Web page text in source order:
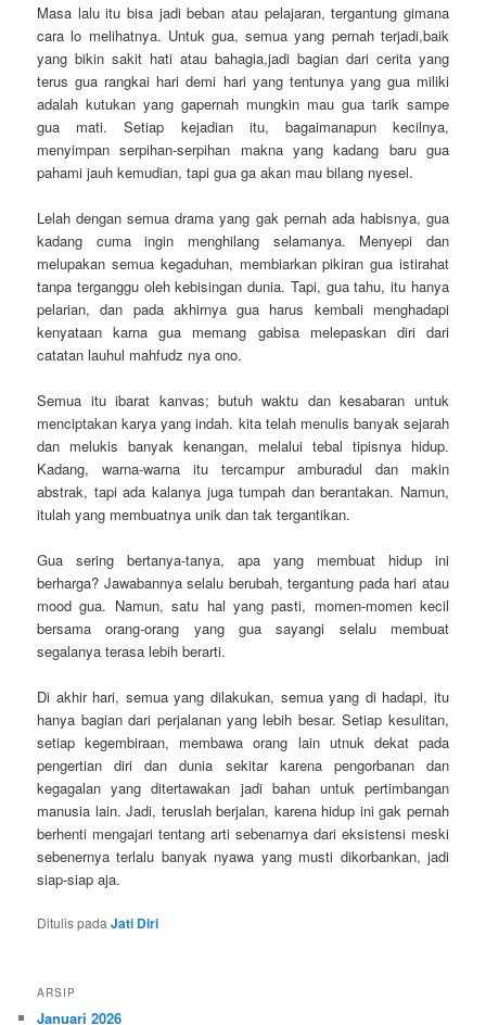
Masa lalu itu bisa jadi beban atau pelajaran, tergantung gimana
cara lo melihatnya. Untuk gua, semua yang pernah terjadi,baik
yang bikin sakit hati atau bahagia,jadi bagian dari cerita yang
terus gua rangkai hari demi hari yang tentunya yang gua miliki
adalah kutukan yang gapernah mungkin mau gua tarik sampe
gua mati. Setiap kejadian itu, bagaimanapun kecilnya,
menyimpan serpihan-serpihan makna yang kadang baru gua
pahami jauh kemudian, tapi gua ga akan mau bilang nyesel.
Lelah dengan semua drama yang gak pernah ada habisnya, gua
kadang cuma ingin menghilang selamanya. Menyepi dan
melupakan semua kegaduhan, membiarkan pikiran gua istirahat
tanpa terganggu oleh kebisingan dunia. Tapi, gua tahu, itu hanya
pelarian, dan pada akhirnya gua harus kembali menghadapi
kenyataan karna gua memang gabisa melepaskan diri dari
catatan lauhul mahfudz nya ono.
Semua itu ibarat kanvas; butuh waktu dan kesabaran untuk
menciptakan karya yang indah. kita telah menulis banyak sejarah
dan melukis banyak kenangan, melalui tebal tipisnya hidup.
Kadang, warna-warna itu tercampur amburadul dan makin
abstrak, tapi ada kalanya juga tumpah dan berantakan. Namun,
itulah yang membuatnya unik dan tak tergantikan.
Gua sering bertanya-tanya, apa yang membuat hidup ini
berharga? Jawabannya selalu berubah, tergantung pada hari atau
mood gua. Namun, satu hal yang pasti, momen-momen kecil
bersama orang-orang yang gua sayangi selalu membuat
segalanya terasa lebih berarti.
Di akhir hari, semua yang dilakukan, semua yang di hadapi, itu
hanya bagian dari perjalanan yang lebih besar. Setiap kesulitan,
setiap kegembiraan, membawa orang lain utnuk dekat pada
pengertian diri dan dunia sekitar karena pengorbanan dan
kegagalan yang ditertawakan jadi bahan untuk pertimbangan
manusia lain. Jadi, teruslah berjalan, karena hidup ini gak pernah
berhenti mengajari tentang arti sebenarnya dari eksistensi meski
sebenernya terlalu banyak nyawa yang musti dikorbankan, jadi
siap-siap aja.
Ditulis pada Jati Diri
ARSIP
Januari 2026